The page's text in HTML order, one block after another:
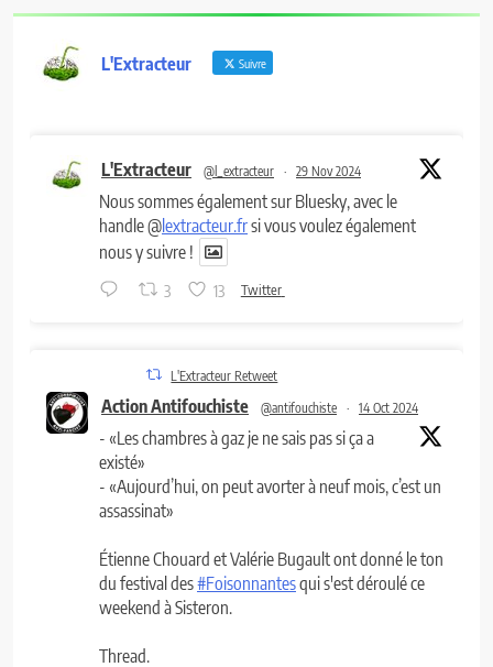
L'Extracteur Suivre
L'Extracteur @l_extracteur · 29 Nov 2024
Nous sommes également sur Bluesky, avec le
handle @lextracteur.frsi vous voulez également
nous y suivre !
3 13 Twitter
L'Extracteur Retweet
Action Antifouchiste @antifouchiste · 14 Oct 2024
- «Les chambres à gaz je ne sais pas si ça a
existé»
- «Aujourd’hui, on peut avorter à neuf mois, c’est un
assassinat»
Étienne Chouard et Valérie Bugault ont donné le ton
du festival des#Foisonnantesqui s'est déroulé ce
weekend à Sisteron.
Thread.